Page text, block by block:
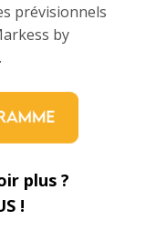
prévisionnels
by
plus ?
!